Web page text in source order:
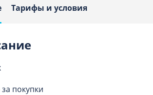
Тарифы и условия
покупки